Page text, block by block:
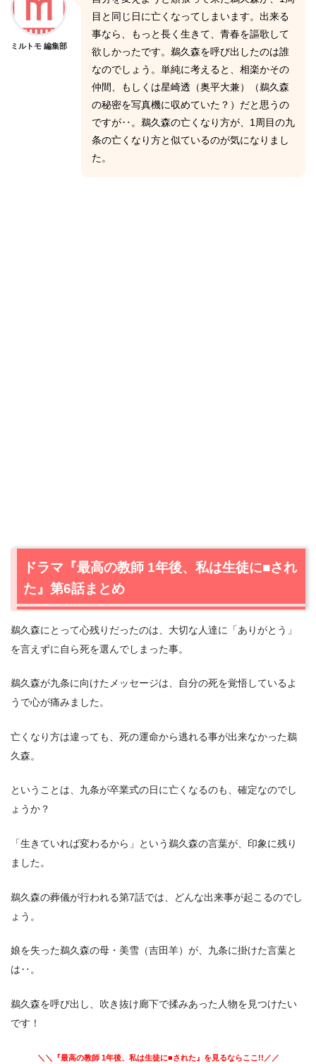
ミルトモ 編集部
目と同じ日に亡くなってしまいます。出来る
事なら、もっと長く生きて、青春を謳歌して
欲しかったです。鵜久森を呼び出したのは誰
なのでしょう。単純に考えると、相楽かその
仲間、もしくは星崎透（奥平大兼）（鵜久森
の秘密を写真機に収めていた？）だと思うの
ですが‥。鵜久森の亡くなり方が、1周目の九
条の亡くなり方と似ているのが気になりまし
た。
ドラマ『最高の教師 1年後、私は生徒に■され
た』第6話まとめ
鵜久森にとって心残りだったのは、大切な人達に「ありがとう」
を言えずに自ら死を選んでしまった事。
鵜久森が九条に向けたメッセージは、自分の死を覚悟しているよ
うで心が痛みました。
亡くなり方は違っても、死の運命から逃れる事が出来なかった鵜
久森。
ということは、九条が卒業式の日に亡くなるのも、確定なのでし
ょうか？
「生きていれば変わるから」という鵜久森の言葉が、印象に残り
ました。
鵜久森の葬儀が行われる第7話では、どんな出来事が起こるのでし
ょう。
娘を失った鵜久森の母・美雪（吉田羊）が、九条に掛けた言葉と
は‥。
鵜久森を呼び出し、吹き抜け廊下で揉みあった人物を見つけたい
です！
＼＼『最高の教師 1年後、私は生徒に■された』を見るならここ!!／／